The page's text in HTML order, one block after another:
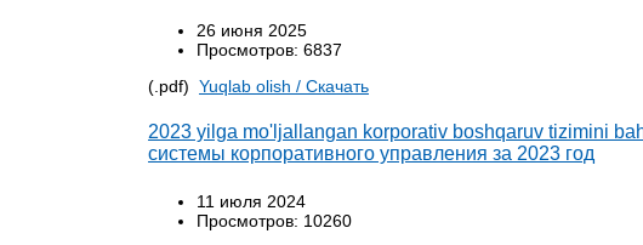
26 июня 2025
Просмотров: 6837
(.pdf) Yuqlab olish / Cкачать
2023 yilga mo'ljallangan korporativ boshqaruv tizimini
системы корпоративного управления за 2023 год
11 июля 2024
Просмотров: 10260